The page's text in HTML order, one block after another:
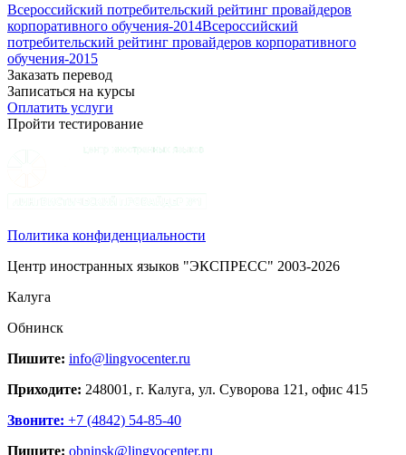
Всероссийский потребительский рейтинг провайдеров
корпоративного обучения-2014Всероссийский
потребительский рейтинг провайдеров корпоративного
обучения-2015
Заказать перевод
Записаться на курсы
Оплатить услуги
Пройти тестирование
Политика конфиденциальности
Центр иностранных языков "ЭКСПРЕСС" 2003-2026
Калуга
Обнинск
Пишите: info@lingvocenter.ru
Приходите: 248001, г. Калуга, ул. Суворова 121, офис 415
Звоните: +7 (4842) 54-85-40
Пишите: obninsk@lingvocenter.ru